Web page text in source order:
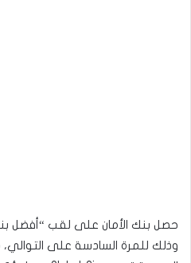
وذلك للمرة السادسة على